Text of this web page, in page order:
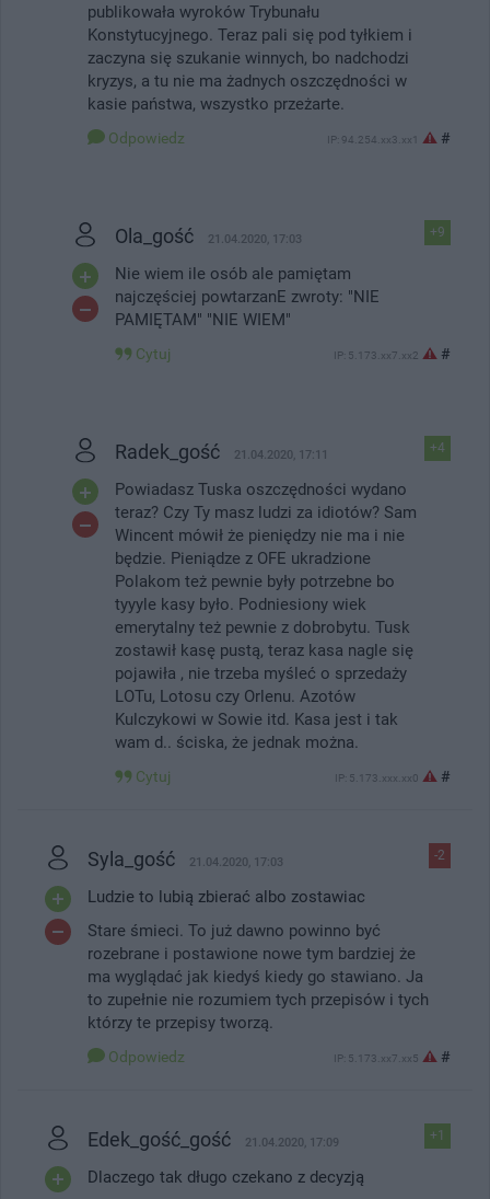
publikowała wyroków Trybunału
Konstytucyjnego. Teraz pali się pod tyłkiem i
zaczyna się szukanie winnych, bo nadchodzi
kryzys, a tu nie ma żadnych oszczędności w
kasie państwa, wszystko przeżarte.
Odpowiedz IP: 94.254.xx3.xx1 #
+9
Ola_gość 21.04.2020, 17:03
Nie wiem ile osób ale pamiętam
najczęściej powtarzanE zwroty: "NIE
PAMIĘTAM" "NIE WIEM"
Cytuj IP: 5.173.xx7.xx2 #
+4
Radek_gość 21.04.2020, 17:11
Powiadasz Tuska oszczędności wydano
teraz? Czy Ty masz ludzi za idiotów? Sam
Wincent mówił że pieniędzy nie ma i nie
będzie. Pieniądze z OFE ukradzione
Polakom też pewnie były potrzebne bo
tyyyle kasy było. Podniesiony wiek
emerytalny też pewnie z dobrobytu. Tusk
zostawił kasę pustą, teraz kasa nagle się
pojawiła , nie trzeba myśleć o sprzedaży
LOTu, Lotosu czy Orlenu. Azotów
Kulczykowi w Sowie itd. Kasa jest i tak
wam d.. ściska, że jednak można.
Cytuj IP: 5.173.xxx.xx0 #
-2
Syla_gość 21.04.2020, 17:03
Ludzie to lubią zbierać albo zostawiac
Stare śmieci. To już dawno powinno być
rozebrane i postawione nowe tym bardziej że
ma wyglądać jak kiedyś kiedy go stawiano. Ja
to zupełnie nie rozumiem tych przepisów i tych
którzy te przepisy tworzą.
Odpowiedz IP: 5.173.xx7.xx5 #
+1
Edek_gość_gość 21.04.2020, 17:09
Dlaczego tak długo czekano z decyzją